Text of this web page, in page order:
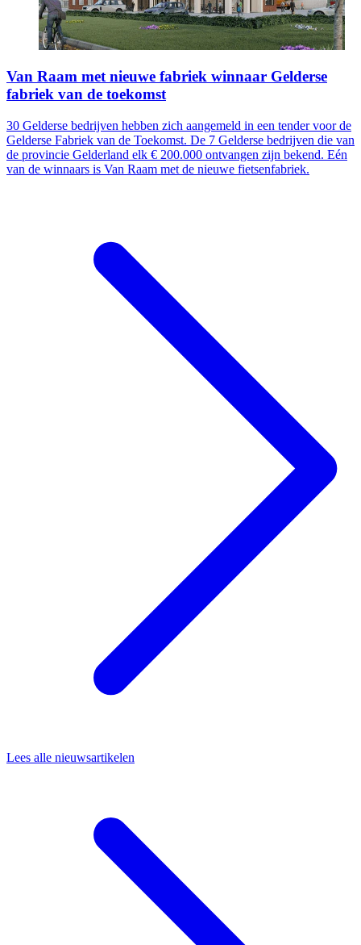
Van Raam met nieuwe fabriek winnaar Gelderse
fabriek van de toekomst
30 Gelderse bedrijven hebben zich aangemeld in een tender voor de
Gelderse Fabriek van de Toekomst. De 7 Gelderse bedrijven die van
de provincie Gelderland elk € 200.000 ontvangen zijn bekend. Eén
van de winnaars is Van Raam met de nieuwe fietsenfabriek.
Lees alle nieuwsartikelen